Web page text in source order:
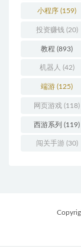
小程序 (159)
投资赚钱 (20)
教程 (893)
机器人 (42)
端游 (125)
网页游戏 (118)
西游系列 (119)
闯关手游(30)